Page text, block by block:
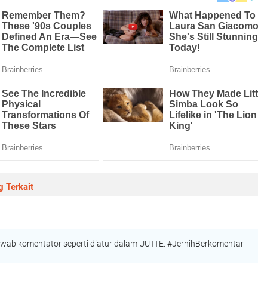
Terkait
komentator seperti diatur dalam UU ITE. #JernihBerkomentar